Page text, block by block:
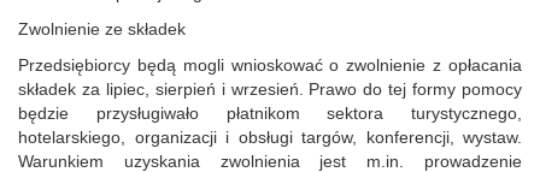
Zwolnienie ze składek
Przedsiębiorcy będą mogli wnioskować o zwolnienie z opłacania
składek za lipiec, sierpień i wrzesień. Prawo do tej formy pomocy
będzie przysługiwało płatnikom sektora turystycznego,
hotelarskiego, organizacji i obsługi targów, konferencji, wystaw.
Warunkiem uzyskania zwolnienia jest m.in. prowadzenie